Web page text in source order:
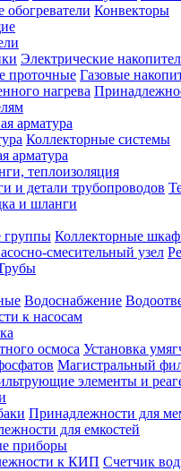
Конвекторы
Электрические
проточные Газовые
нагрева
арматура
Коллекторные системы
арматура
теплоизоляция
и детали трубопроводов
и шланги
группы Коллекторные
смесительный узел
Водоснабжение
к насосам
осмоса Установка
Магистральный
элементы и
Принадлежности для
для емкостей
приборы
к КИП Счетчик